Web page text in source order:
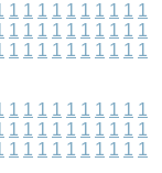
1 1 1 1 1 1 1 1 1 1
1 1 1 1 1 1 1 1 1 1
1 1 1 1 1 1 1 1 1 1
1 1 1 1 1 1 1 1 1 1
1 1 1 1 1 1 1 1 1 1
1 1 1 1 1 1 1 1 1 1